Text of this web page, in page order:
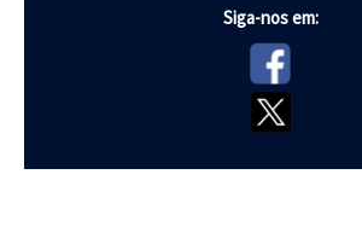
Siga-nos em: